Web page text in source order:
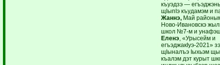
къуэдзэ —
щIыпIэ къудамэм и
Жаннэ,Май
Ново-Ивановскэ
школ №7-м и
Еленэ, «Урысейм и
егъэджакIуэ-2021»
щIыналъэ Iыхьэм
къалэм дэт курыт